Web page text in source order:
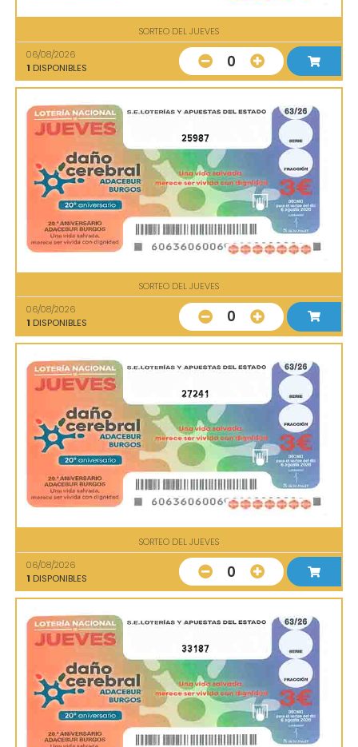
SORTEO DEL JUEVES
06/08/2026
1 DISPONIBLES 0
25987
SORTEO DEL JUEVES
06/08/2026
1 DISPONIBLES 0
27241
SORTEO DEL JUEVES
06/08/2026
1 DISPONIBLES 0
33187